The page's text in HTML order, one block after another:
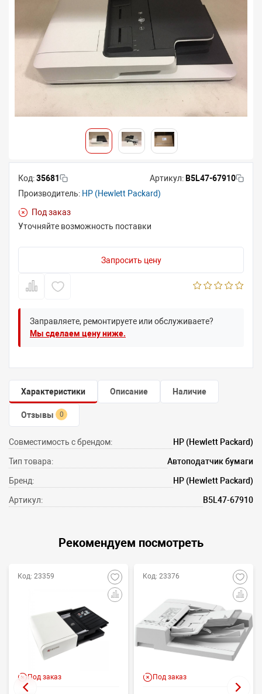
Код:35681 Артикул: B5L47-67910
Производитель: HP (Hewlett Packard)
Под заказ
Уточняйте возможность поставки
Запросить цену
Заправляете, ремонтируете или обслуживаете?
Мы сделаем цену ниже.
Характеристики Описание Наличие
Отзывы 0
Совместимость с брендом: HP (Hewlett Packard)
Тип товара: Автоподатчик бумаги
Бренд: HP (Hewlett Packard)
Артикул: B5L47-67910
Рекомендуем посмотреть
Код: 23359
Под заказ
Код: 23376
Под заказ